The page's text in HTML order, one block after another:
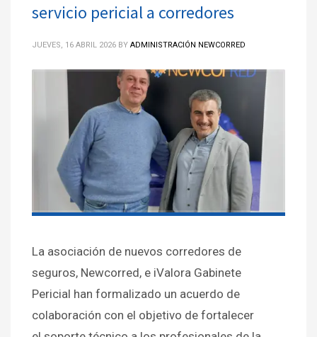
servicio pericial a corredores
JUEVES, 16 ABRIL 2026 BY ADMINISTRACIÓN NEWCORRED
La asociación de nuevos corredores de
seguros, Newcorred, e iValora Gabinete
Pericial han formalizado un acuerdo de
colaboración con el objetivo de fortalecer